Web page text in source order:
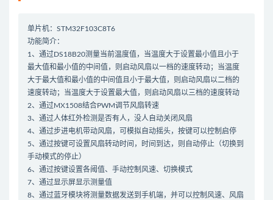
单片机：STM32F103C8T6
功能简介：
1、通过DS18B20测量当前温度值，当温度大于设置最小值且小于
最大值和最小值的中间值，则启动风扇以一档的速度转动；当温度
大于最大值和最小值的中间值且小于最大值，则启动风扇以二档的
速度转动；当温度大于设置最大值，则启动风扇以三档的速度转动
2、通过MX1508结合PWM调节风扇转速
3、通过人体红外检测是否有人，没人自动关闭风扇
4、通过步进电机带动风扇，可模拟自动摇头，按键可以控制启停
5、通过按键可设置风扇转动时间，时间到达，则自动停止（切换到
手动模式的停止）
6、通过按键设置各阈值、手动控制风速、切换模式
7、通过显示屏显示测量值
8、通过蓝牙模块将测量数据发送到手机端，并可以控制风速、风扇